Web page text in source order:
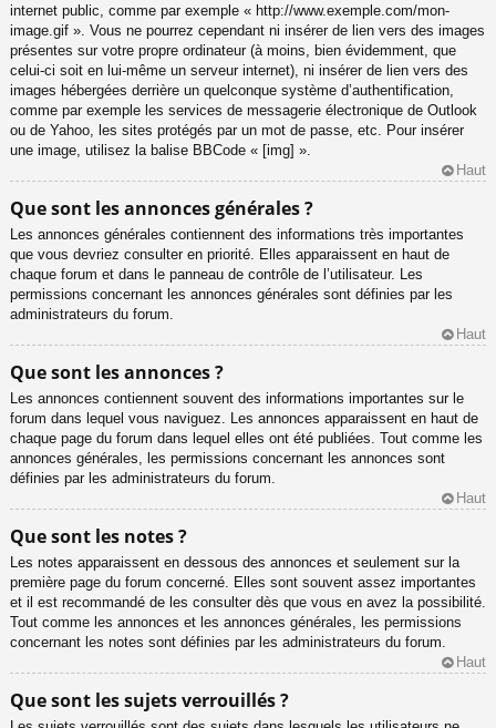
internet public, comme par exemple « http://www.exemple.com/mon-
image.gif ». Vous ne pourrez cependant ni insérer de lien vers des images
présentes sur votre propre ordinateur (à moins, bien évidemment, que
celui-ci soit en lui-même un serveur internet), ni insérer de lien vers des
images hébergées derrière un quelconque système d’authentification,
comme par exemple les services de messagerie électronique de Outlook
ou de Yahoo, les sites protégés par un mot de passe, etc. Pour insérer
une image, utilisez la balise BBCode « [img] ».
Haut
Que sont les annonces générales ?
Les annonces générales contiennent des informations très importantes
que vous devriez consulter en priorité. Elles apparaissent en haut de
chaque forum et dans le panneau de contrôle de l’utilisateur. Les
permissions concernant les annonces générales sont définies par les
administrateurs du forum.
Haut
Que sont les annonces ?
Les annonces contiennent souvent des informations importantes sur le
forum dans lequel vous naviguez. Les annonces apparaissent en haut de
chaque page du forum dans lequel elles ont été publiées. Tout comme les
annonces générales, les permissions concernant les annonces sont
définies par les administrateurs du forum.
Haut
Que sont les notes ?
Les notes apparaissent en dessous des annonces et seulement sur la
première page du forum concerné. Elles sont souvent assez importantes
et il est recommandé de les consulter dès que vous en avez la possibilité.
Tout comme les annonces et les annonces générales, les permissions
concernant les notes sont définies par les administrateurs du forum.
Haut
Que sont les sujets verrouillés ?